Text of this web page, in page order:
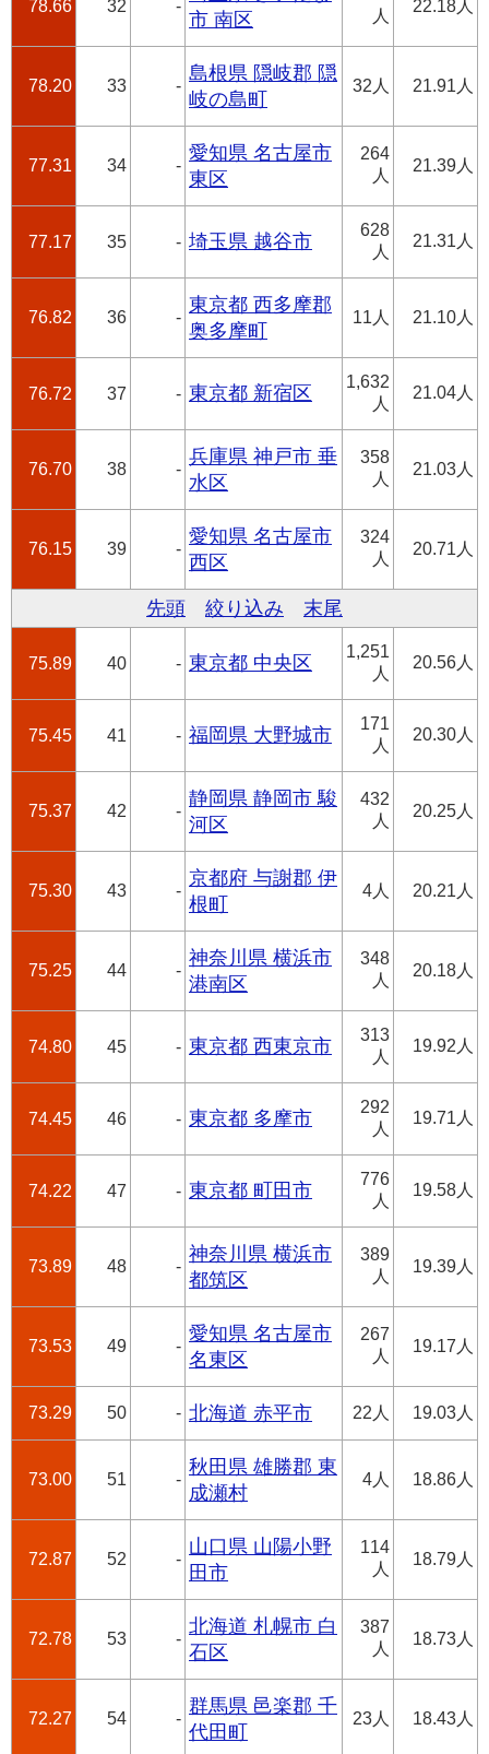
78.66 32 -
市 南区
人
22.18人
78.20 33 -
島根県 隠岐郡 隠
岐の島町
32人 21.91人
77.31 34 -
愛知県 名古屋市
東区
264
人
21.39人
77.17 35 - 埼玉県 越谷市
628
人
21.31人
76.82 36 -
東京都 西多摩郡
奥多摩町
11人 21.10人
76.72 37 - 東京都 新宿区
1,632
人
21.04人
76.70 38 -
兵庫県 神戸市 垂
水区
358
人
21.03人
76.15 39 -
愛知県 名古屋市
西区
324
人
20.71人
先頭 絞り込み 末尾
75.89 40 - 東京都 中央区
1,251
人
20.56人
75.45 41 - 福岡県 大野城市
171
人
20.30人
75.37 42 -
静岡県 静岡市 駿
河区
432
人
20.25人
75.30 43 -
京都府 与謝郡 伊
根町
4人 20.21人
75.25 44 -
神奈川県 横浜市
港南区
348
人
20.18人
74.80 45 - 東京都 西東京市
313
人
19.92人
74.45 46 - 東京都 多摩市
292
人
19.71人
74.22 47 - 東京都 町田市
776
人
19.58人
73.89 48 -
神奈川県 横浜市
都筑区
389
人
19.39人
73.53 49 -
愛知県 名古屋市
名東区
267
人
19.17人
73.29 50 - 北海道 赤平市 22人 19.03人
73.00 51 -
秋田県 雄勝郡 東
成瀬村
4人 18.86人
72.87 52 -
山口県 山陽小野
田市
114
人
18.79人
72.78 53 -
北海道 札幌市 白
石区
387
人
18.73人
72.27 54 -
群馬県 邑楽郡 千
代田町
23人 18.43人